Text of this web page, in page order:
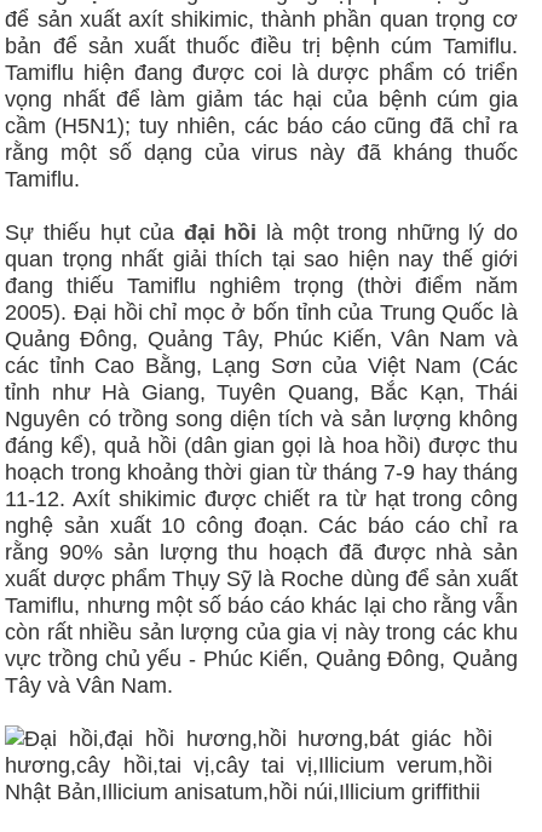
để sản xuất axít shikimic, thành phần quan trọng cơ
bản để sản xuất thuốc điều trị bệnh cúm Tamiflu.
Tamiflu hiện đang được coi là dược phẩm có triển
vọng nhất để làm giảm tác hại của bệnh cúm gia
cầm (H5N1); tuy nhiên, các báo cáo cũng đã chỉ ra
rằng một số dạng của virus này đã kháng thuốc
Tamiflu.
Sự thiếu hụt của đại hồi là một trong những lý do
quan trọng nhất giải thích tại sao hiện nay thế giới
đang thiếu Tamiflu nghiêm trọng (thời điểm năm
2005). Đại hồi chỉ mọc ở bốn tỉnh của Trung Quốc là
Quảng Đông, Quảng Tây, Phúc Kiến, Vân Nam và
các tỉnh Cao Bằng, Lạng Sơn của Việt Nam (Các
tỉnh như Hà Giang, Tuyên Quang, Bắc Kạn, Thái
Nguyên có trồng song diện tích và sản lượng không
đáng kể), quả hồi (dân gian gọi là hoa hồi) được thu
hoạch trong khoảng thời gian từ tháng 7-9 hay tháng
11-12. Axít shikimic được chiết ra từ hạt trong công
nghệ sản xuất 10 công đoạn. Các báo cáo chỉ ra
rằng 90% sản lượng thu hoạch đã được nhà sản
xuất dược phẩm Thụy Sỹ là Roche dùng để sản xuất
Tamiflu, nhưng một số báo cáo khác lại cho rằng vẫn
còn rất nhiều sản lượng của gia vị này trong các khu
vực trồng chủ yếu - Phúc Kiến, Quảng Đông, Quảng
Tây và Vân Nam.